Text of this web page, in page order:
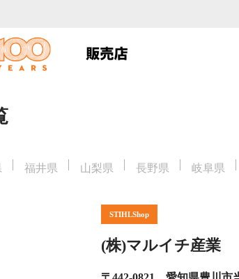
福井県 山梨県 長野県 岐阜県
STIHLShop
(株)マルイチ産業